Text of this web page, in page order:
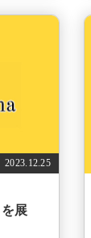
2023.12.25
展